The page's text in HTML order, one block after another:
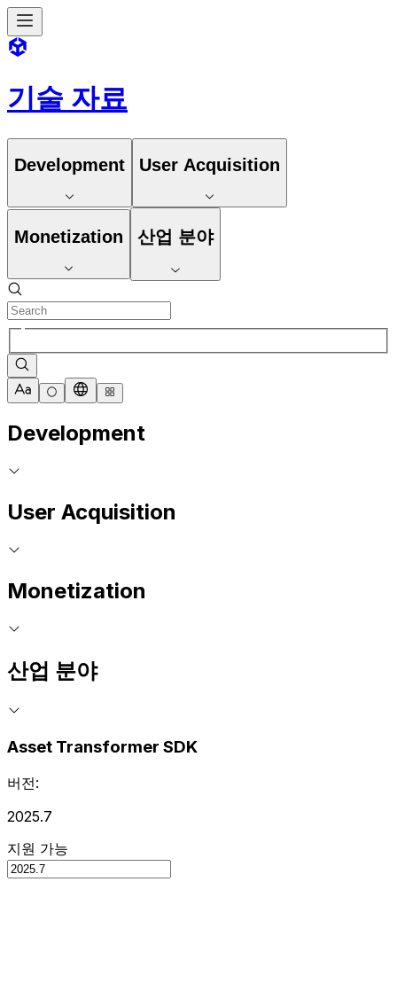
기술 자료
Development User Acquisition
Monetization 산업 분야
Development
User Acquisition
Monetization
산업 분야
Asset Transformer SDK
버전:
2025.7
지원 가능